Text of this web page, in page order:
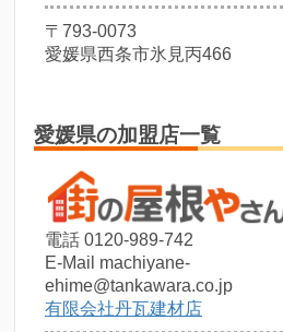
〒793-0073
愛媛県西条市氷見丙466
愛媛県の加盟店一覧
電話 0120-989-742
E-Mail machiyane-
ehime@tankawara.co.jp
有限会社丹瓦建材店